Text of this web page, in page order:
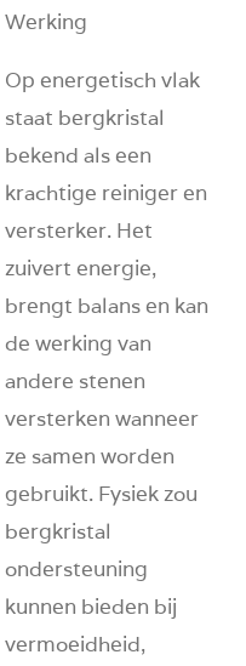
Werking
Op energetisch vlak
staat bergkristal
bekend als een
krachtige reiniger en
versterker. Het
zuivert energie,
brengt balans en kan
de werking van
andere stenen
versterken wanneer
ze samen worden
gebruikt. Fysiek zou
bergkristal
ondersteuning
kunnen bieden bij
vermoeidheid,